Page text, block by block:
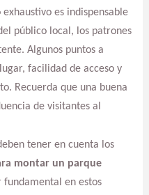
es indispensable
público local, los patrones
Algunos puntos a
facilidad de acceso y
Recuerda que una buena
de visitantes al
tener en cuenta los
montar un parque
fundamental en estos